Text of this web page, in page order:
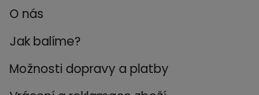
O nás
Jak balíme?
Možnosti dopravy a platby